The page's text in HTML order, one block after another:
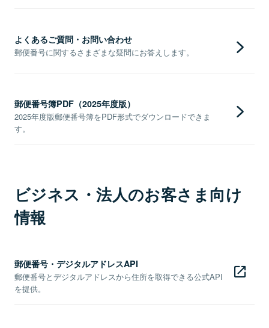
よくあるご質問・お問い合わせ
郵便番号に関するさまざまな疑問にお答えします。
郵便番号簿PDF（2025年度版）
2025年度版郵便番号簿をPDF形式でダウンロードできま
す。
ビジネス・法人のお客さま向け
情報
郵便番号・デジタルアドレスAPI
郵便番号とデジタルアドレスから住所を取得できる公式API
を提供。